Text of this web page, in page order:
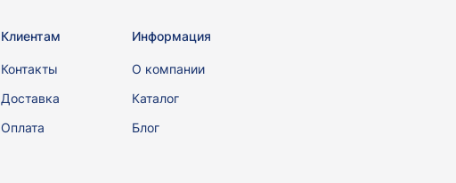
Клиентам
Контакты
Доставка
Оплата
Информация
О компании
Каталог
Блог